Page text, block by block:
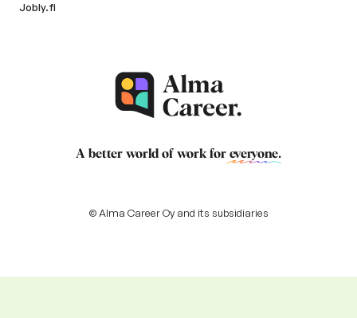
Jobly.fi
A better world of work for everyone.
© Alma Career Oy and its subsidiaries